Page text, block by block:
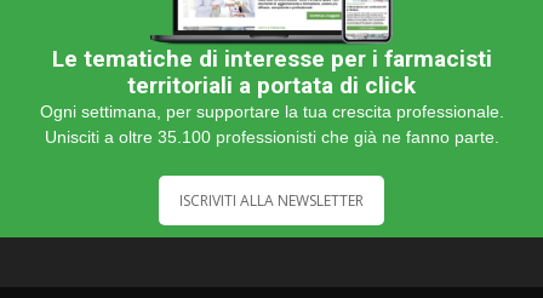
Le tematiche di interesse per i farmacisti
territoriali a portata di click
Ogni settimana, per supportare la tua crescita professionale.
Unisciti a oltre 35.100 professionisti che già ne fanno parte.
ISCRIVITI ALLA NEWSLETTER